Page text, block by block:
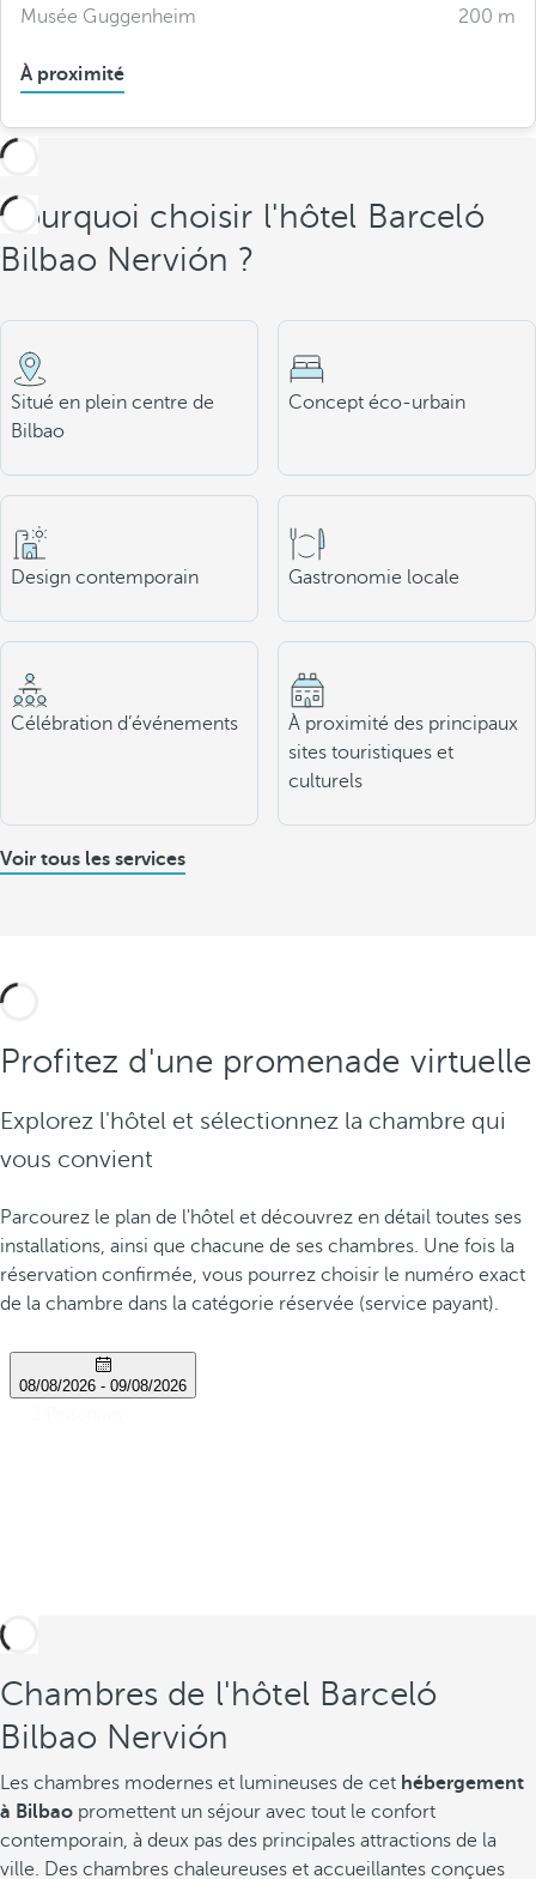
Musée Guggenheim
200 m
À proximité
Pourquoi choisir l'hôtel Barceló
Bilbao Nervión ?
Situé en plein centre de
Bilbao
Concept éco-urbain
Design contemporain Gastronomie locale
Célébration d’événements
À proximité des principaux
sites touristiques et
culturels
Voir tous les services
Profitez d'une promenade virtuelle
Explorez l'hôtel et sélectionnez la chambre qui
vous convient
Parcourez le plan de l'hôtel et découvrez en détail toutes ses
installations, ainsi que chacune de ses chambres. Une fois la
réservation confirmée, vous pourrez choisir le numéro exact
de la chambre dans la catégorie réservée (service payant).
Chambres de l'hôtel Barceló
Bilbao Nervión
Les chambres modernes et lumineuses de cet hébergement
à Bilbao promettent un séjour avec tout le confort
contemporain, à deux pas des principales attractions de la
ville. Des chambres chaleureuses et accueillantes conçues